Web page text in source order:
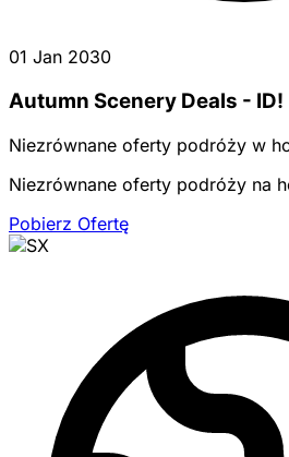
01 Jan 2030
Autumn Scenery Deals - ID!
Niezrównane oferty podróży w
Niezrównane oferty podróży na
Pobierz Ofertę